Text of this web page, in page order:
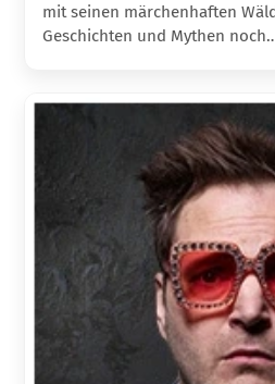
mit seinen märchenhaften
Geschichten und Mythen